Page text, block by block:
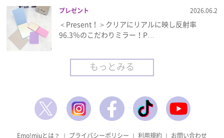
プレゼント 2026.06.2
＜Present！＞クリアにリアルに映し反射率
96.3％のこだわりミラー！P…
もっとみる
Emo!miuとは？ ｜ プライバシーポリシー ｜ 利用規約 ｜ お問い合わせ